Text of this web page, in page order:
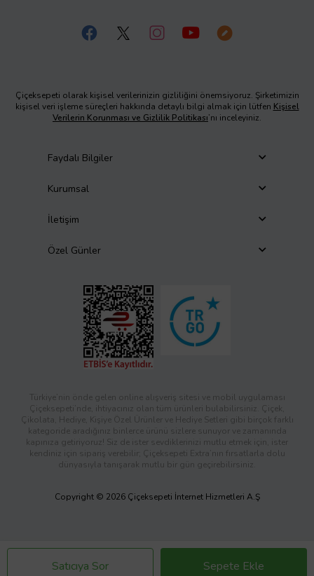
Satıcıya Sor Sepete Ekle
Çiçeksepeti olarak kişisel verilerinizin gizliliğini önemsiyoruz. Şirketimizin
kişisel veri işleme süreçleri hakkında detaylı bilgi almak için lütfen Kişisel
Verilerin Korunması ve Gizlilik Politikası’nı inceleyiniz.
Faydalı Bilgiler
Kurumsal
İletişim
Özel Günler
Türkiye’nin önde gelen online alışveriş sitesi ve mobil uygulaması
Çiçeksepeti’nde, ihtiyacınız olan tüm ürünleri bulabilirsiniz. Çiçek,
Çikolata, Hediye, Kişiye Özel Ürünler ve Hediye Setleri gibi birçok farklı
kategoride aradığınız binlerce ürünü sizlere sunuyor ve zamanında
kapınıza getiriyoruz! Siz de ister sevdiklerinizi mutlu etmek için, ister
kendiniz için sipariş verebilir; Çiçeksepeti Extra’nın fırsatlarla dolu
dünyasıyla tanışarak mutlu bir gün geçirebilirsiniz.
Copyright © 2026 Çiçeksepeti İnternet Hizmetleri A.Ş